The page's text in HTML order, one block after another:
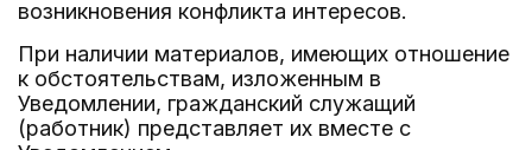
возникновения конфликта интересов.
При наличии материалов, имеющих отношение
к обстоятельствам, изложенным в
Уведомлении, гражданский служащий
(работник) представляет их вместе с